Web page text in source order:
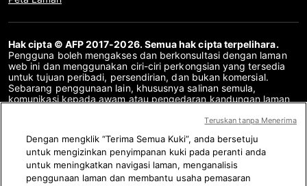
Hak cipta © AFP 2017-2026. Semua hak cipta terpelihara.
Pengguna boleh mengakses dan berkonsultasi dengan laman
web ini dan menggunakan ciri-ciri perkongsian yang tersedia
untuk tujuan peribadi, persendirian, dan bukan komersial.
Sebarang penggunaan lain, khususnya salinan semula,
komunikasi kepada awam atau pengedaran kandungan laman
sebarang tujuan lain dan/atau dengan cara lain, tanpa
adalah dilarang sama sekali. Perkara yang digambarkan atau
disertakan melalui pautan dalam kandungan Semakan Fakta
disediakan sebanyak yang diperlukan untuk pemahaman yang
betul mengenai pengesahan maklumat yang berkenaan. AFP
Dengan mengklik “Terima Semua Kuki”, anda bersetuju
untuk mengizinkan penyimpanan kuki pada peranti anda
untuk meningkatkan navigasi laman, menganalisis
penggunaan laman dan membantu usaha pemasaran
Teruskan tanpa Menerima